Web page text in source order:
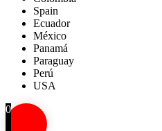
Spain
Ecuador
México
Panamá
Paraguay
Perú
USA
0